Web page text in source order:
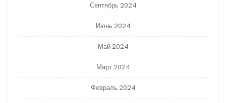
Сентябрь 2024
Июнь 2024
Май 2024
Март 2024
Февраль 2024